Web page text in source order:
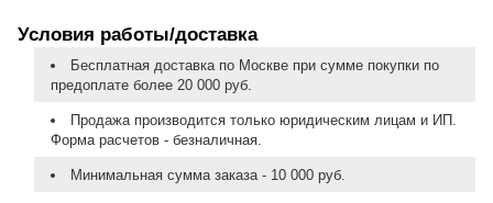
Условия работы/доставка
Бесплатная доставка по Москве при сумме покупки по
предоплате более 20 000 руб.
Продажа производится только юридическим лицам и ИП.
Форма расчетов - безналичная.
Минимальная сумма заказа - 10 000 руб.